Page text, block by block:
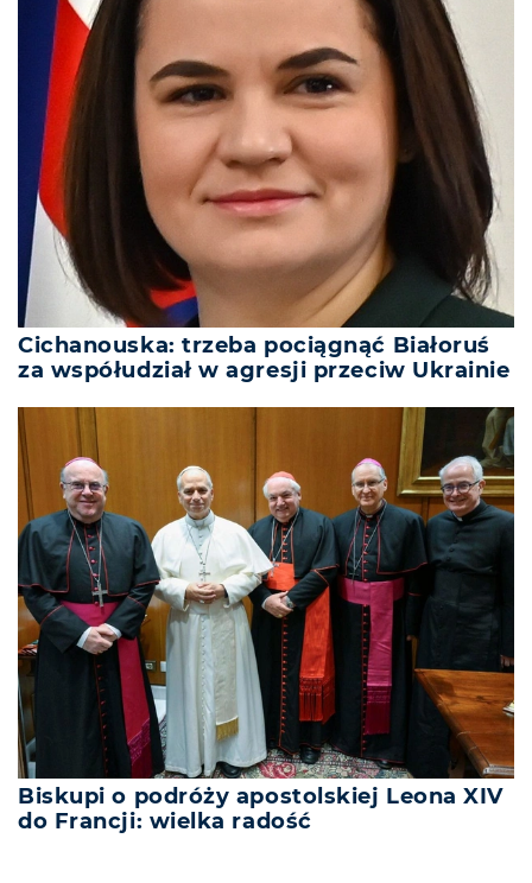
Cichanouska: trzeba pociągnąć Białoruś
za współudział w agresji przeciw Ukrainie
Biskupi o podróży apostolskiej Leona XIV
do Francji: wielka radość